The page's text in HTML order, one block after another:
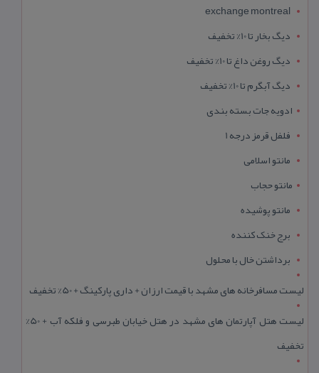
exchange montreal
دیگ بخار تا 10% تخفیف
دیگ روغن داغ تا 10% تخفیف
دیگ آبگرم تا 10% تخفیف
ادویه جات بسته بندی
فلفل قرمز درجه 1
مانتو اسلامی
مانتو حجاب
مانتو پوشیده
برج خنک کننده
برداشتن خال با محلول
لیست مسافرخانه های مشهد با قیمت ارزان + داری پارکینگ + 50% تخفیف
لیست هتل آپارتمان های مشهد در هتل خیابان طبرسی و فلکه آب + 50%
تخفیف